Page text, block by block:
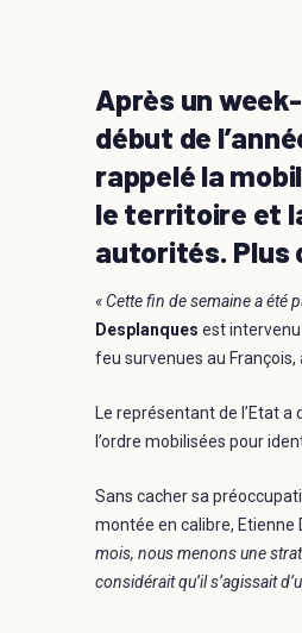
Après un
début de
rappelé la
le territoire et
autorités. Plus
« Cette fin de semaine a été
Desplanques est
feu survenues au
Le représentant de l’Etata
l’ordre mobilisées pour
Sans cacher sa
montée en calibre, Etienne
mois, nous menons une
considérait qu’il s’agissait